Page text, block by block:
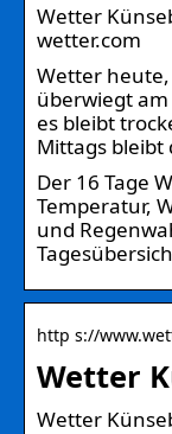
Wetter
wetter.com
Wetter
überwiegt
es bleibt
Mittags bleibt
Der 16 Tage
Temperatur,
und
http s://
Wetter
Wetter